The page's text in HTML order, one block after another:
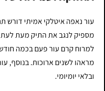
עור נאפה איטלקי אמיתי דורש
מספיק לנגב את התיק מעת
למרוח קרם עור פעם בכמה
מראהו לשנים ארוכות. בנוסף,
ובלאי יומיומי.